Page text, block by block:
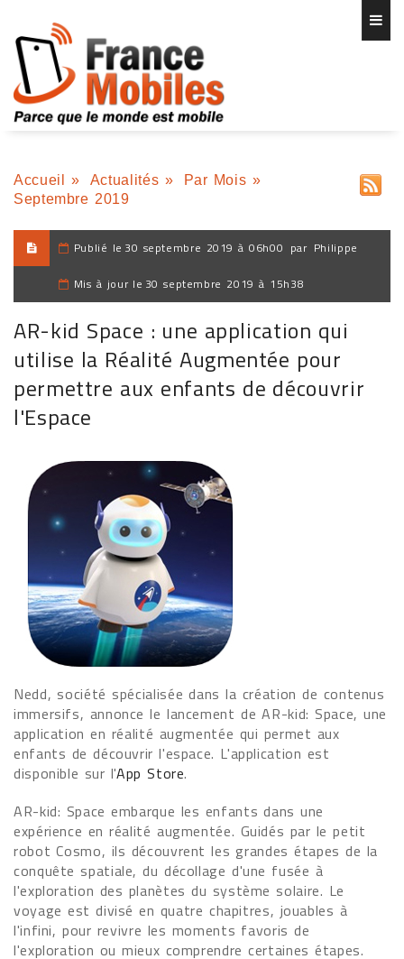
Accueil » Actualités » Par Mois »
Septembre 2019
Publié le 30 septembre 2019 à 06h00 par Philippe
Mis à jour le 30 septembre 2019 à 15h38
AR-kid Space : une application qui
utilise la Réalité Augmentée pour
permettre aux enfants de découvrir
l'Espace
Nedd, société spécialisée dans la création de contenus
immersifs, annonce le lancement de AR-kid: Space, une
application en réalité augmentée qui permet aux
enfants de découvrir l'espace. L'application est
disponible sur l'App Store.
AR-kid: Space embarque les enfants dans une
expérience en réalité augmentée. Guidés par le petit
robot Cosmo, ils découvrent les grandes étapes de la
conquête spatiale, du décollage d'une fusée à
l'exploration des planètes du système solaire. Le
voyage est divisé en quatre chapitres, jouables à
l'infini, pour revivre les moments favoris de
l'exploration ou mieux comprendre certaines étapes.